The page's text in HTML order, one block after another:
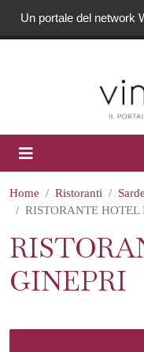
Un portale del network
Home Ristoranti
RISTORANTE HOTEL
GINEPRI